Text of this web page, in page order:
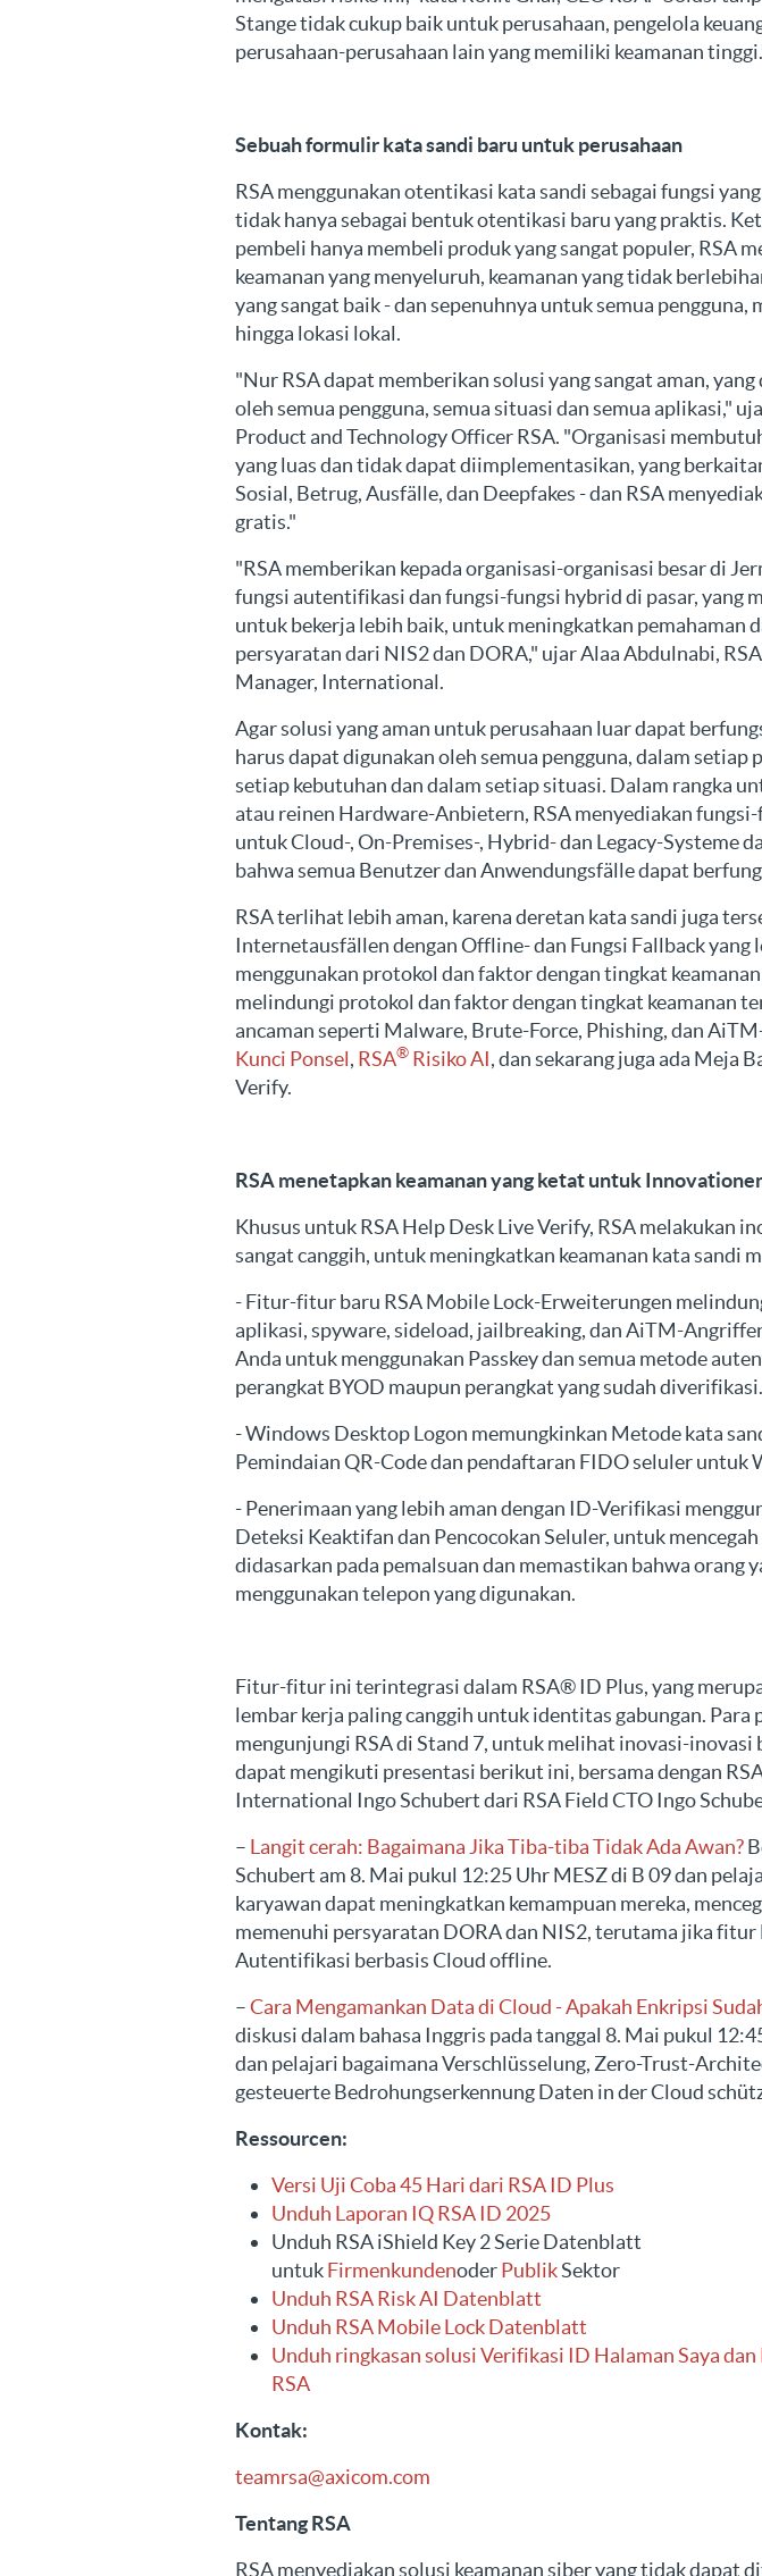
Stange tidak cukup baik untuk perusahaan, pengelola
perusahaan-perusahaan lain yang memiliki keamanan
Sebuah formulir kata sandi baru untuk perusahaan
RSA menggunakan otentikasi kata sandi sebagai fungsi
tidak hanya sebagai bentuk otentikasi baru yang praktis.
pembeli hanya membeli produk yang sangat populer, RSA
keamanan yang menyeluruh, keamanan yang tidak
yang sangat baik - dan sepenuhnya untuk semua pengguna,
hingga lokasi lokal.
"Nur RSA dapat memberikan solusi yang sangat aman,
oleh semua pengguna, semua situasi dan semua aplikasi,"
Product and Technology Officer RSA. "Organisasi
yang luas dan tidak dapat diimplementasikan, yang
Sosial, Betrug, Ausfälle, dan Deepfakes - dan RSA
gratis."
"RSA memberikan kepada organisasi-organisasi besar di
fungsi autentifikasi dan fungsi-fungsi hybrid di pasar, yang
untuk bekerja lebih baik, untuk meningkatkan pemahaman
persyaratan dari NIS2 dan DORA," ujar Alaa Abdulnabi,
Manager, International.
Agar solusi yang aman untuk perusahaan luar dapat
harus dapat digunakan oleh semua pengguna, dalam setiap
setiap kebutuhan dan dalam setiap situasi. Dalam rangka
atau reinen Hardware-Anbietern, RSA menyediakan fungsi-
untuk Cloud-, On-Premises-, Hybrid- dan Legacy-Systeme
bahwa semua Benutzer dan Anwendungsfälle dapat
RSA terlihat lebih aman, karena deretan kata sandi juga
Internetausfällen dengan Offline- dan Fungsi Fallback yang
menggunakan protokol dan faktor dengan tingkat
melindungi protokol dan faktor dengan tingkat keamanan
ancaman seperti Malware, Brute-Force, Phishing, dan
Kunci Ponsel, RSA® Risiko AI, dan sekarang juga ada Meja
Verify.
RSA menetapkan keamanan yang ketat untuk
Khusus untuk RSA Help Desk Live Verify, RSA melakukan
sangat canggih, untuk meningkatkan keamanan kata sandi
- Fitur-fitur baru RSA Mobile Lock-Erweiterungen
aplikasi, spyware, sideload, jailbreaking, dan AiTM-
Anda untuk menggunakan Passkey dan semua metode
perangkat BYOD maupun perangkat yang sudah diverifikasi.
- Windows Desktop Logon memungkinkan Metode kata
Pemindaian QR-Code dan pendaftaran FIDO seluler untuk
- Penerimaan yang lebih aman dengan ID-Verifikasi
Deteksi Keaktifan dan Pencocokan Seluler, untuk
didasarkan pada pemalsuan dan memastikan bahwa orang
menggunakan telepon yang digunakan.
Fitur-fitur ini terintegrasi dalam RSA® ID Plus, yang
lembar kerja paling canggih untuk identitas gabungan. Para
mengunjungi RSA di Stand 7, untuk melihat inovasi-inovasi
dapat mengikuti presentasi berikut ini, bersama dengan
International Ingo Schubert dari RSA Field CTO Ingo
– Langit cerah: Bagaimana Jika Tiba-tiba Tidak Ada Awan?
Schubert am 8. Mai pukul 12:25 Uhr MESZ di B 09 dan
karyawan dapat meningkatkan kemampuan mereka,
memenuhi persyaratan DORA dan NIS2, terutama jika
Autentifikasi berbasis Cloud offline.
–Cara Mengamankan Data di Cloud - Apakah Enkripsi
diskusi dalam bahasa Inggris pada tanggal 8. Mai pukul
dan pelajari bagaimana Verschlüsselung, Zero-Trust-
gesteuerte Bedrohungserkennung Daten in der Cloud
Ressourcen:
Versi Uji Coba 45 Hari dari RSA ID Plus
Unduh Laporan IQ RSA ID 2025
Unduh RSA iShield Key 2 Serie Datenblatt
untukFirmenkundenoderPublikSektor
Unduh RSA Risk AI Datenblatt
Unduh RSA Mobile Lock Datenblatt
Unduh ringkasan solusi Verifikasi ID Halaman Saya
RSA
Kontak:
teamrsa@axicom.com
Tentang RSA
RSA menyediakan solusi keamanan siber yang tidak dapat